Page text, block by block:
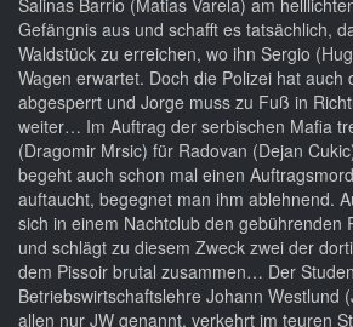
Salinas Barrio (Matias Varela) am
Gefängnis aus und schafft es tatsächlich,
Waldstück zu erreichen, wo ihn Sergio
Wagen erwartet. Doch die Polizei hat auch
abgesperrt und Jorge muss zu Fuß in
weiter… Im Auftrag der serbischen Mafia
(Dragomir Mrsic) für Radovan (Dejan
begeht auch schon mal einen
auftaucht, begegnet man ihm ablehnend.
sich in einem Nachtclub den gebührenden
und schlägt zu diesem Zweck zwei der
dem Pissoir brutal zusammen… Der
Betriebswirtschaftslehre Johann Westlund
allen nur JW genannt, verkehrt im teuren